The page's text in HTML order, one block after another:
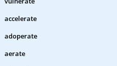
accelerate
adoperate
aerate